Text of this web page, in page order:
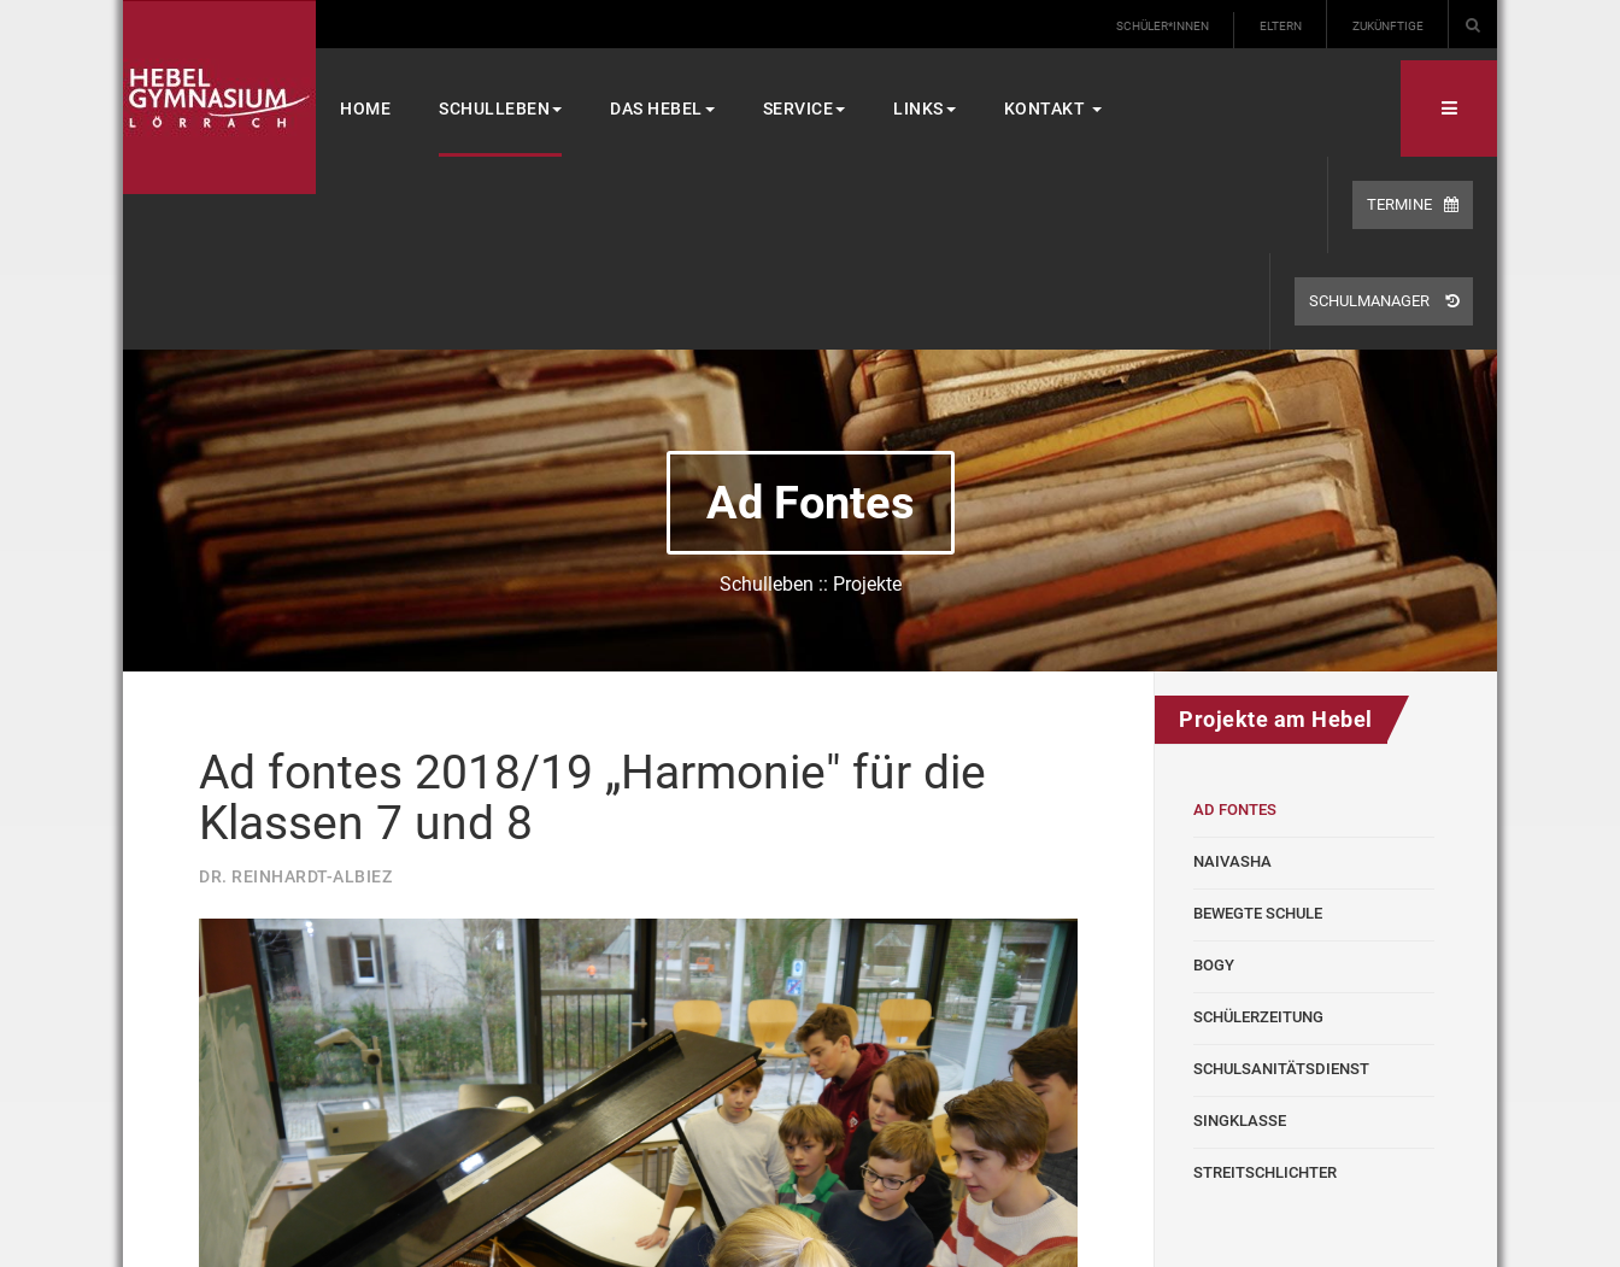
SCHÜLER*INNEN ELTERN ZUKÜNFTIGE
HOME SCHULLEBEN DAS HEBEL SERVICE LINKS KONTAKT
TERMINE
SCHULMANAGER
Ad Fontes
Schulleben :: Projekte
Ad fontes 2018/19 „Harmonie" für die
Klassen 7 und 8
DR. REINHARDT-ALBIEZ
Projekte am Hebel
AD FONTES
NAIVASHA
BEWEGTE SCHULE
BOGY
SCHÜLERZEITUNG
SCHULSANITÄTSDIENST
SINGKLASSE
STREITSCHLICHTER